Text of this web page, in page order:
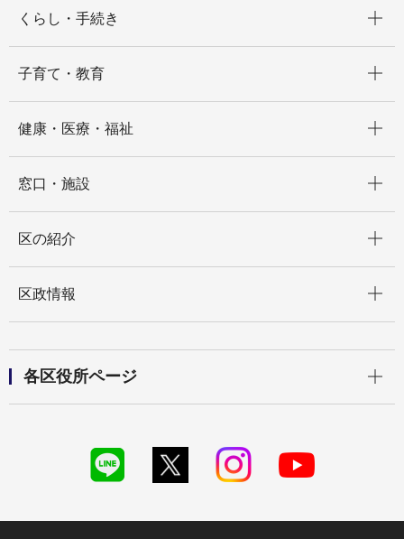
くらし・手続き
子育て・教育
健康・医療・福祉
窓口・施設
区の紹介
区政情報
各区役所ページ